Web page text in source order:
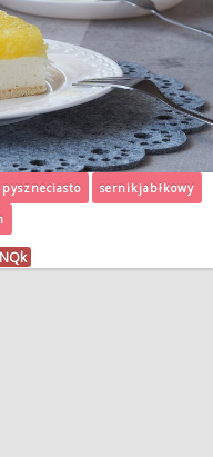
pyszneciasto
sernikjabłkowy